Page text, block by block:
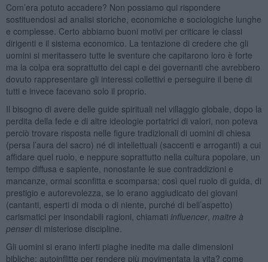
Com’era potuto accadere? Non possiamo qui rispondere
sostituendosi ad analisi storiche, economiche e sociologiche lunghe
e complesse. Certo abbiamo buoni motivi per criticare le classi
dirigenti e il sistema economico. La tentazione di credere che gli
uomini si meritassero tutte le sventure che capitarono loro è forte
ma la colpa era soprattutto dei capi e dei governanti che avrebbero
dovuto rappresentare gli interessi collettivi e perseguire il bene di
tutti e invece facevano solo il proprio.
Il bisogno di avere delle guide spirituali nel villaggio globale, dopo la
perdita della fede e di altre ideologie portatrici di valori, non poteva
perciò trovare risposta nelle figure tradizionali di uomini di chiesa
(persa l’aura del sacro) né di intellettuali (saccenti e arroganti) a cui
affidare quel ruolo, e neppure soprattutto nella cultura popolare, un
tempo diffusa e sapiente, nonostante le sue contraddizioni e
mancanze, ormai sconfitta e scomparsa; così quel ruolo di guida, di
prestigio e autorevolezza, se lo erano aggiudicato dei giovani
(cantanti, esperti di moda o di niente, purché di bell’aspetto)
carismatici per insondabili ragioni, chiamati influencer, maitre à
penserdi misteriose discipline.
Gli uomini si erano inferti piaghe inedite ma dalle dimensioni
bibliche; autoinflitte per rendere più movimentata la vita? come